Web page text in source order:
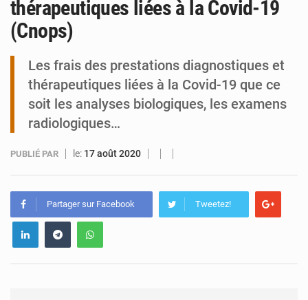
thérapeutiques liées à la Covid-19
(Cnops)
Les frais des prestations diagnostiques et
thérapeutiques liées à la Covid-19 que ce
soit les analyses biologiques, les examens
radiologiques…
PUBLIÉ PAR le: 17 août 2020
Partager sur Facebook Tweetez!